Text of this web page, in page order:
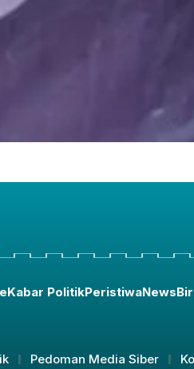
Kabar PolitikPeristiwaNews
Pedoman Media Siber